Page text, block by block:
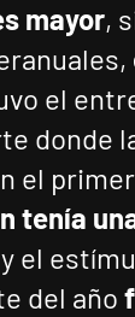
mayor,
el
donde
el
tenía
y el
del año